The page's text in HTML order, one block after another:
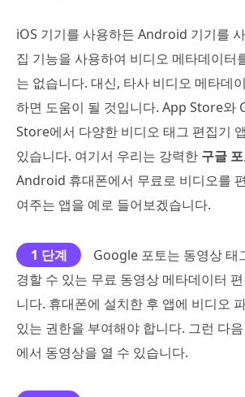
iOS 기기를 사용하든 Android 기기를
집 기능을 사용하여 비디오 메타데이터
는 없습니다. 대신, 타사 비디오 메타데
하면 도움이 될 것입니다. App Store와
Store에서 다양한 비디오 태그 편집기
있습니다. 여기서 우리는 강력한 구글
Android 휴대폰에서 무료로 비디오를
여주는 앱을 예로 들어보겠습니다.
1 단계
Google 포토는 동영상 태
경할 수 있는 무료 동영상 메타데이터
니다. 휴대폰에 설치한 후 앱에 비디오
있는 권한을 부여해야 합니다. 그런 다
에서 동영상을 열 수 있습니다.